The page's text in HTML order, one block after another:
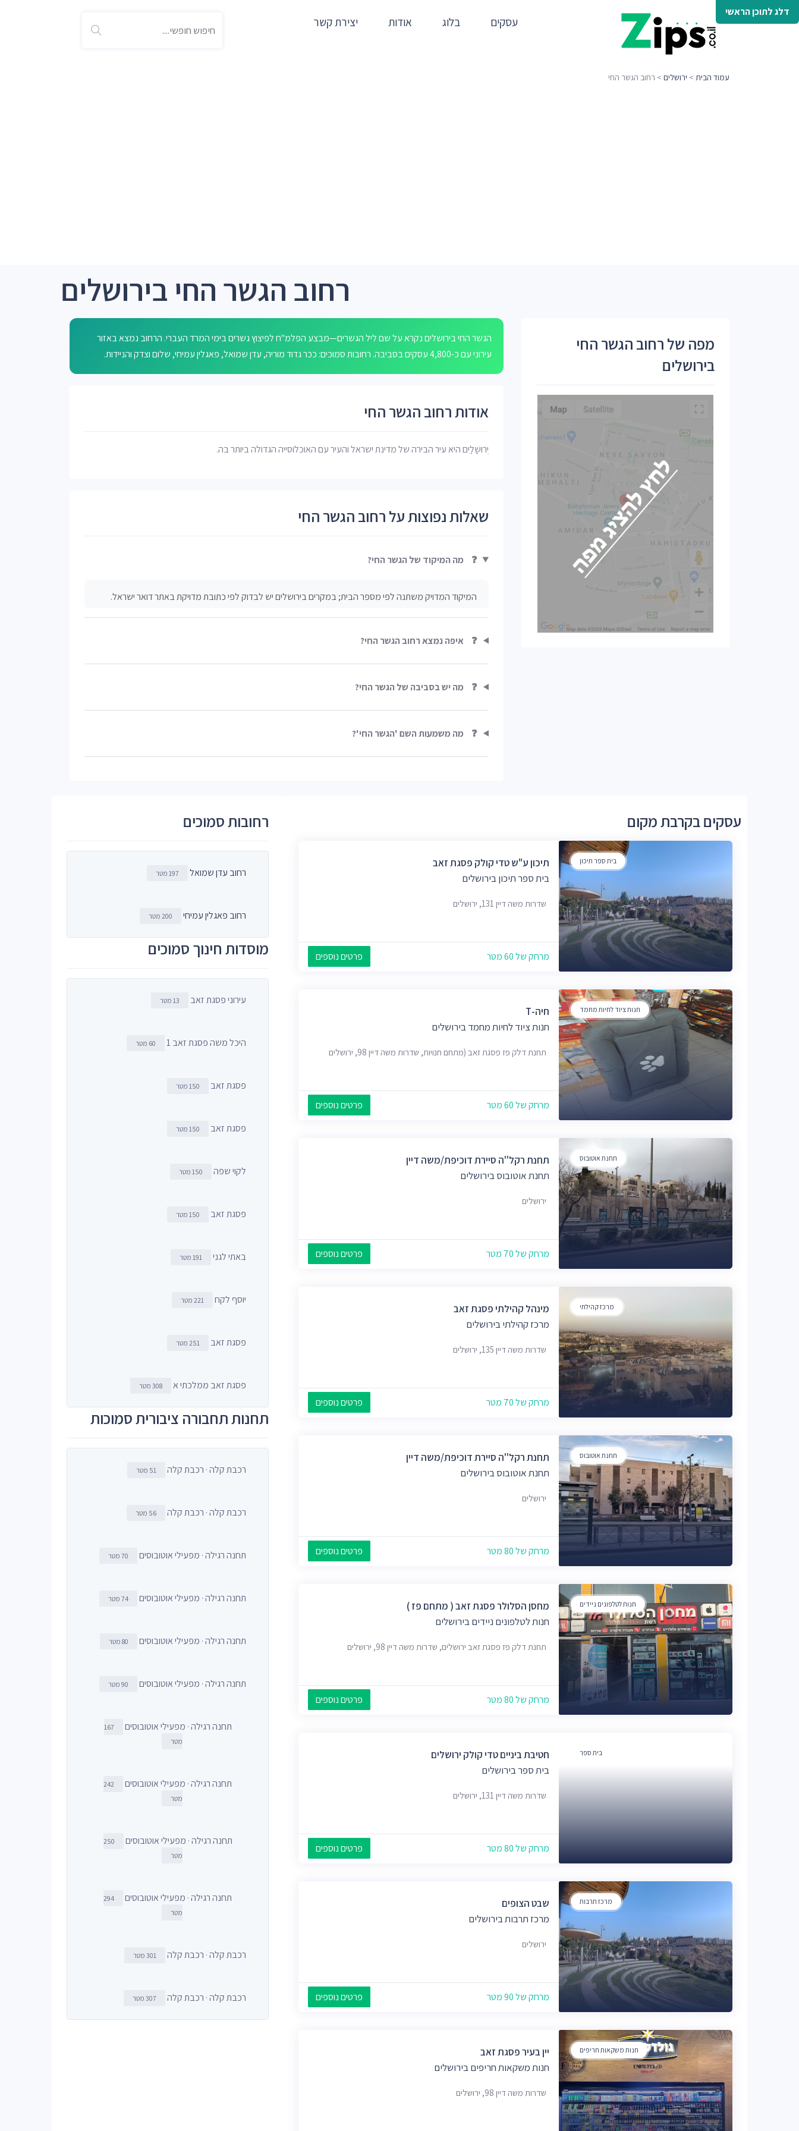
דלג לתוכן הראשי
עסקים בלוג אודות יצירת קשר
עמוד הבית > ירושלים > רחוב הגשר החי
רחוב הגשר החי בירושלים
הגשר החי בירושלים נקרא על שם ליל הגשרים—מבצע הפלמ"ח לפיצוץ גשרים בימי המרד העברי. הרחוב נמצא באזור
עירוני עם כ-4,800 עסקים בסביבה. רחובות סמוכים: ככר גדוד מוריה, עדן שמואל, פאגלין עמיחי, שלום וצדק והניידות.
אודות רחוב הגשר החי
יְרוּשָׁלַיִם היא עיר הבירה של מדינת ישראל והעיר עם האוכלוסייה הגדולה ביותר בה.
שאלות נפוצות על רחוב הגשר החי
❓ מה המיקוד של הגשר החי?
המיקוד המדויק משתנה לפי מספר הבית; במקרים בירושלים יש לבדוק לפי כתובת מדויקת באתר דואר ישראל.
❓ איפה נמצא רחוב הגשר החי?
❓ מה יש בסביבה של הגשר החי?
❓ מה משמעות השם 'הגשר החי'?
מפה של רחוב הגשר החי
בירושלים
עסקים בקרבת מקום
בית ספר תיכון
תיכון ע"ש טדי קולק פסגת זאב
בית ספר תיכון בירושלים
שדרות משה דיין 131, ירושלים
מרחק של 60 מטר פרטים נוספים
חנות ציוד לחיות מחמד
חיה-T
חנות ציוד לחיות מחמד בירושלים
תחנת דלק פז פסגת זאב (מתחם חנויות, שדרות משה דיין 98, ירושלים
מרחק של 60 מטר פרטים נוספים
תחנת אוטובוס
תחנת רקל''ה סיירת דוכיפת/משה דיין
תחנת אוטובוס בירושלים
ירושלים
מרחק של 70 מטר פרטים נוספים
מרכז קהילתי
מינהל קהילתי פסגת זאב
מרכז קהילתי בירושלים
שדרות משה דיין 135, ירושלים
מרחק של 70 מטר פרטים נוספים
תחנת אוטובוס
תחנת רקל''ה סיירת דוכיפת/משה דיין
תחנת אוטובוס בירושלים
ירושלים
מרחק של 80 מטר פרטים נוספים
חנות לטלפונים ניידים
מחסן הסלולר פסגת זאב ( מתחם פז )
חנות לטלפונים ניידים בירושלים
תחנת דלק פז פסגת זאב ירושלים, שדרות משה דיין 98, ירושלים
מרחק של 80 מטר פרטים נוספים
בית ספר
חטיבת ביניים טדי קולק ירושלים
בית ספר בירושלים
שדרות משה דיין 131, ירושלים
מרחק של 80 מטר פרטים נוספים
מרכז תרבות
שבט הצופים
מרכז תרבות בירושלים
ירושלים
מרחק של 90 מטר פרטים נוספים
חנות משקאות חריפים
יין בעיר פסגת זאב
חנות משקאות חריפים בירושלים
שדרות משה דיין 98, ירושלים
רחובות סמוכים
רחוב עדן שמואל 197 מטר
רחוב פאגלין עמיחי 200 מטר
מוסדות חינוך סמוכים
עירוני פסגת זאב 13 מטר
היכל משה פסגת זאב 1 60 מטר
פסגת זאב 150 מטר
פסגת זאב 150 מטר
לקוי שפה 150 מטר
פסגת זאב 150 מטר
באתי לגני 191 מטר
יוסף לקח 221 מטר
פסגת זאב 251 מטר
פסגת זאב ממלכתי א 308 מטר
תחנות תחבורה ציבורית סמוכות
רכבת קלה · רכבת קלה 51 מטר
רכבת קלה · רכבת קלה 56 מטר
תחנה רגילה · מפעילי אוטובוסים 70 מטר
תחנה רגילה · מפעילי אוטובוסים 74 מטר
תחנה רגילה · מפעילי אוטובוסים 80 מטר
תחנה רגילה · מפעילי אוטובוסים 90 מטר
תחנה רגילה · מפעילי אוטובוסים
167
מטר
תחנה רגילה · מפעילי אוטובוסים
242
מטר
תחנה רגילה · מפעילי אוטובוסים
250
מטר
תחנה רגילה · מפעילי אוטובוסים
294
מטר
רכבת קלה · רכבת קלה 301 מטר
רכבת קלה · רכבת קלה 307 מטר